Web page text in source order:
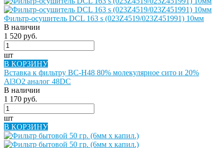
Фильтр-осушитель DCL 163 s (023Z4519/023Z451991) 10мм
В наличии
1 520 руб.
шт
В КОРЗИНУ
Вставка к фильтру BC-H48 80% молекулярное сито и 20%
Al3O2 аналог 48DC
В наличии
1 170 руб.
шт
В КОРЗИНУ